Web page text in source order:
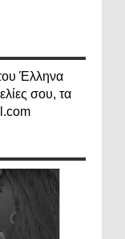
Έλληνα
σου, τα